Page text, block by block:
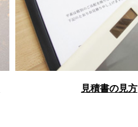
見積書の見方